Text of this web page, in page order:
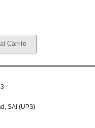
Carrito
,SAI (UPS)